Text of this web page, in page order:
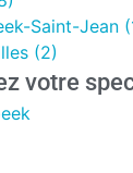
Saint-Jean
(2)
votre